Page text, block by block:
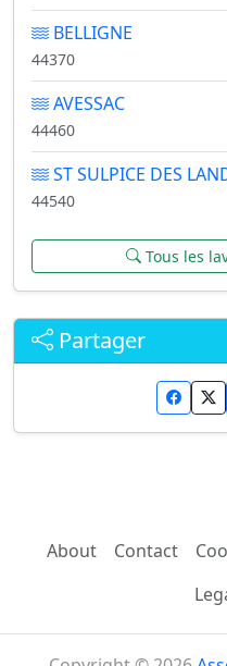
BELLIGNE
44370
AVESSAC
44460
ST SULPICE DES
44540
Tous les
Partager
About Contact